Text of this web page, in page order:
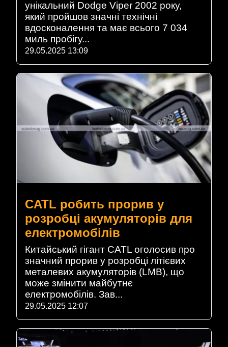
унікальний Dodge Viper 2002 року,
який пройшов значні технічні
вдосконалення та має всього 7 034
миль пробігу...
29.05.2025 13:09
CATL робить прорив у
розробці акумуляторів для
електромобілів
Китайський гігант CATL оголосив про
значний прорив у розробці літієвих
металевих акумуляторів (LMB), що
може змінити майбутнє
електромобілів. Зав...
29.05.2025 12:07